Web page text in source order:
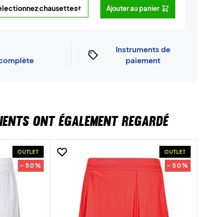
Ajouter au panier
Instruments de
paiement
ONT ÉGALEMENT REGARDÉ
OUTLET
- 50%
OUTLET
- 50%